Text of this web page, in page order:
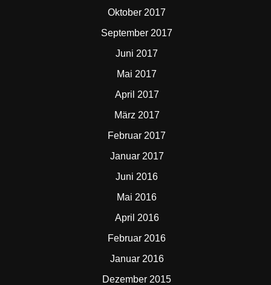
Oktober 2017
September 2017
Juni 2017
Mai 2017
April 2017
März 2017
Februar 2017
Januar 2017
Juni 2016
Mai 2016
April 2016
Februar 2016
Januar 2016
Dezember 2015